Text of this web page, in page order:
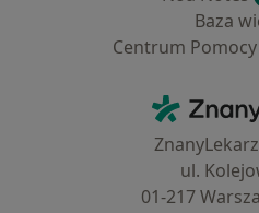
Baza
Centrum
ul.
01-217